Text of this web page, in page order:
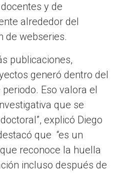
y de
alrededor del
de webseries.
publicaciones,
generó dentro del
Eso valora el
que se
explicó Diego
que “es un
reconoce la huella
incluso después de